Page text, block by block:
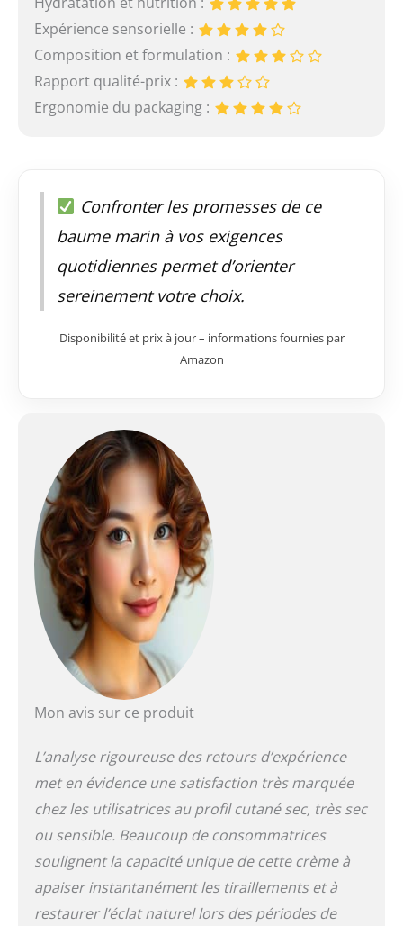
Expérience sensorielle :
Composition et formulation :
Rapport qualité-prix :
Ergonomie du packaging :
Confronter les promesses de ce
baume marin à vos exigences
quotidiennes permet d’orienter
sereinement votre choix.
Disponibilité et prix à jour – informations fournies par
Amazon
Mon avis sur ce produit
L’analyse rigoureuse des retours d’expérience
met en évidence une satisfaction très marquée
chez les utilisatrices au profil cutané sec, très sec
ou sensible. Beaucoup de consommatrices
soulignent la capacité unique de cette crème à
apaiser instantanément les tiraillements et à
restaurer l’éclat naturel lors des périodes de